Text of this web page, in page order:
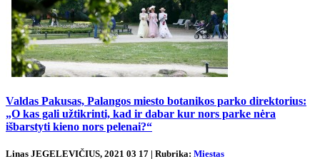
Valdas Pakusas, Palangos miesto botanikos parko direktorius:
„O kas gali užtikrinti, kad ir dabar kur nors parke nėra
išbarstyti kieno nors pelenai?“
Linas JEGELEVIČIUS, 2021 03 17 | Rubrika: Miestas